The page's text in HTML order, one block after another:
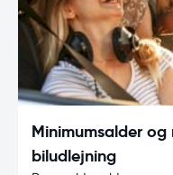
Minimumsalder
biludlejning